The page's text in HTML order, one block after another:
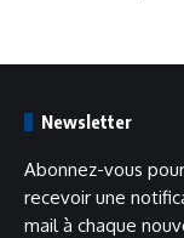
Newsletter
Abonnez-vous pour
recevoir une
mail à chaque